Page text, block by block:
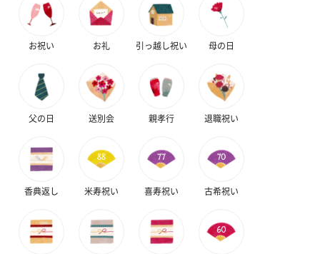
お祝い お礼 引っ越し祝い 母の日
父の日 送別会 親孝行 退職祝い
香典返し 米寿祝い 喜寿祝い 古希祝い